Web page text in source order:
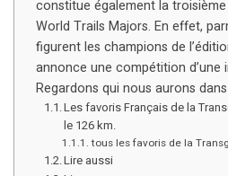
constitue également la
World Trails Majors. En effet,
figurent les champions de
annonce une compétition d’une
Regardons qui nous aurons
Les favoris Français de la
le 126 km.
tous les favoris de la
Lire aussi